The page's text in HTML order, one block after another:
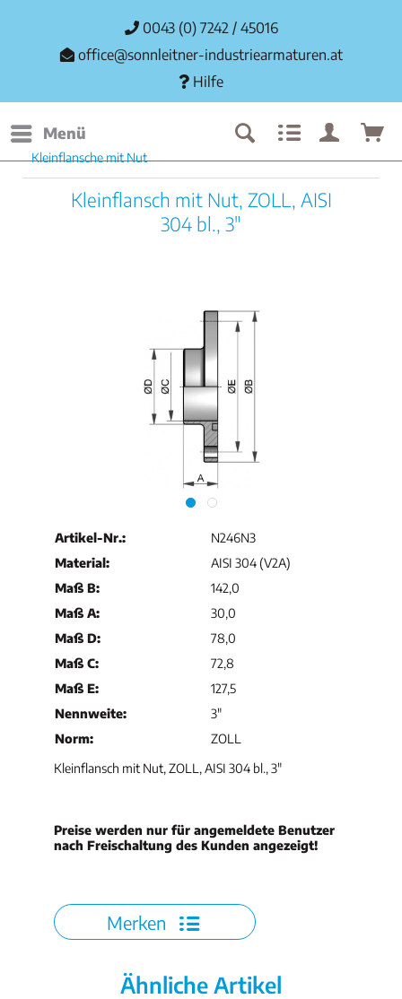
0043 (0) 7242 / 45016
office@sonnleitner-industriearmaturen.at
Hilfe
Menü
Kleinflansche mit Nut
Kleinflansch mit Nut, ZOLL, AISI
304 bl., 3"
Artikel-Nr.:
N246N3
Material:
AISI 304 (V2A)
Maß B:
142,0
Maß A:
30,0
Maß D:
78,0
Maß C:
72,8
Maß E:
127,5
Nennweite:
3"
Norm:
ZOLL
Kleinflansch mit Nut, ZOLL, AISI 304 bl., 3"
Preise werden nur für angemeldete Benutzer
nach Freischaltung des Kunden angezeigt!
Merken
Ähnliche Artikel